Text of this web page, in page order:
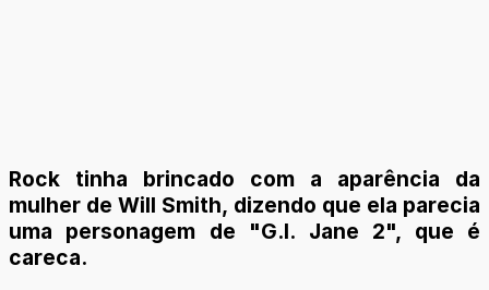
Rock tinha brincado com a aparência da
mulher de Will Smith, dizendo que ela parecia
uma personagem de "G.I. Jane 2", que é
careca.